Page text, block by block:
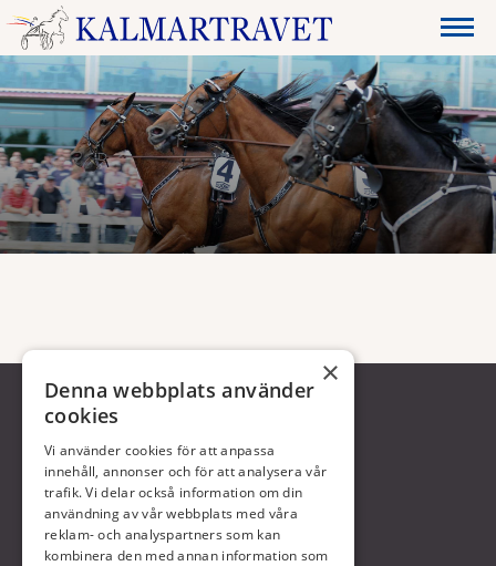
×
Denna webbplats använder
cookies
Vi använder cookies för att anpassa
innehåll, annonser och för att analysera vår
trafik. Vi delar också information om din
användning av vår webbplats med våra
reklam- och analyspartners som kan
kombinera den med annan information som